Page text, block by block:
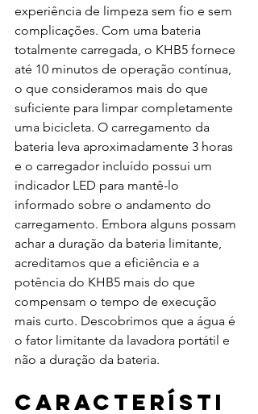
experiência de limpeza sem fio e sem
complicações. Com uma bateria
totalmente carregada, o KHB5 fornece
até 10 minutos de operação contínua,
o que consideramos mais do que
suficiente para limpar completamente
uma bicicleta. O carregamento da
bateria leva aproximadamente 3 horas
e o carregador incluído possui um
indicador LED para mantê-lo
informado sobre o andamento do
carregamento. Embora alguns possam
achar a duração da bateria limitante,
acreditamos que a eficiência e a
potência do KHB5 mais do que
compensam o tempo de execução
mais curto. Descobrimos que a água é
o fator limitante da lavadora portátil e
não a duração da bateria.
Característi